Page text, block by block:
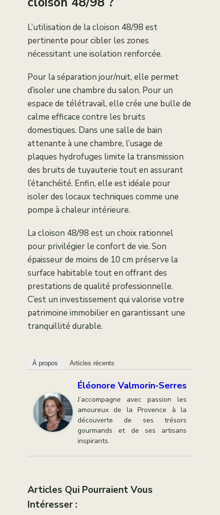
L’utilisation de la cloison 48/98 est
pertinente pour cibler les zones
nécessitant une isolation renforcée.
Pour la séparation jour/nuit, elle permet
d’isoler une chambre du salon. Pour un
espace de télétravail, elle crée une bulle de
calme efficace contre les bruits
domestiques. Dans une salle de bain
attenante à une chambre, l’usage de
plaques hydrofuges limite la transmission
des bruits de tuyauterie tout en assurant
l’étanchéité. Enfin, elle est idéale pour
isoler des locaux techniques comme une
pompe à chaleur intérieure.
La cloison 48/98 est un choix rationnel
pour privilégier le confort de vie. Son
épaisseur de moins de 10 cm préserve la
surface habitable tout en offrant des
prestations de qualité professionnelle.
C’est un investissement qui valorise votre
patrimoine immobilier en garantissant une
tranquillité durable.
À propos Articles récents
Éléonore Valmorin-Serres
J’accompagne avec passion les
amoureux de la Provence à la
découverte de ses trésors
gourmands et de ses artisans
inspirants.
Articles Qui Pourraient Vous
Intéresser :